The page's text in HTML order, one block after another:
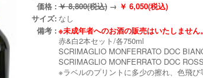
価格 : ￥ 8,800(税込) → ￥ 6,050(税込)
サイズ: なし
備考 : ※未成年者へのお酒の販売はいたしません。
赤&白2本セット/各750ml
SCRIMAGLIO MONFERRATO DOC
SCRIMAGLIO MONFERRATO DOC
※ラベルのプリントに多少の擦れ、色飛び